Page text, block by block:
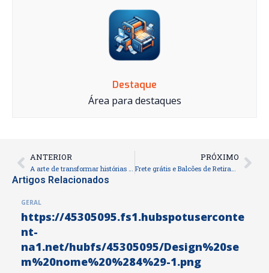
Destaque
Área para destaques
Prev
ANTERIOR
A arte de transformar histórias em objetos: o poder do livro impresso
PRÓXIMO
Frete grátis e Balcões de Retirada: como funciona a logística da Fábrica
Artigos Relacionados
GERAL
https://45305095.fs1.hubspotuserconte
nt-
na1.net/hubfs/45305095/Design%20se
m%20nome%20%284%29-1.png